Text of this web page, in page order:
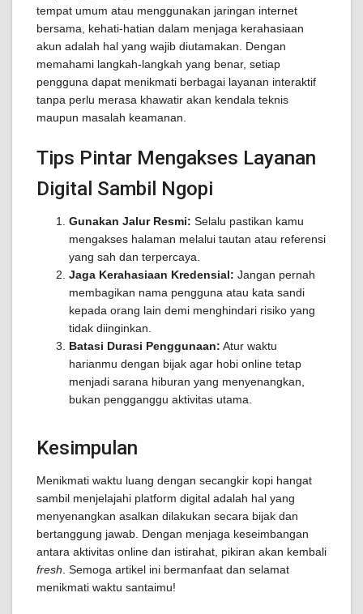
tempat umum atau menggunakan jaringan internet
bersama, kehati-hatian dalam menjaga kerahasiaan
akun adalah hal yang wajib diutamakan. Dengan
memahami langkah-langkah yang benar, setiap
pengguna dapat menikmati berbagai layanan interaktif
tanpa perlu merasa khawatir akan kendala teknis
maupun masalah keamanan.
Tips Pintar Mengakses Layanan
Digital Sambil Ngopi
Gunakan Jalur Resmi: Selalu pastikan kamu
mengakses halaman melalui tautan atau referensi
yang sah dan terpercaya.
Jaga Kerahasiaan Kredensial: Jangan pernah
membagikan nama pengguna atau kata sandi
kepada orang lain demi menghindari risiko yang
tidak diinginkan.
Batasi Durasi Penggunaan: Atur waktu
harianmu dengan bijak agar hobi online tetap
menjadi sarana hiburan yang menyenangkan,
bukan pengganggu aktivitas utama.
Kesimpulan
Menikmati waktu luang dengan secangkir kopi hangat
sambil menjelajahi platform digital adalah hal yang
menyenangkan asalkan dilakukan secara bijak dan
bertanggung jawab. Dengan menjaga keseimbangan
antara aktivitas online dan istirahat, pikiran akan kembali
fresh . Semoga artikel ini bermanfaat dan selamat
menikmati waktu santaimu!